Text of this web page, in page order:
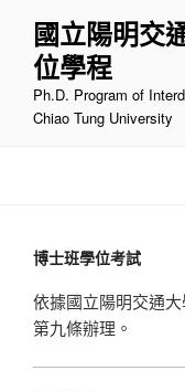
國立陽明交
位學程
Ph.D. Program of
Chiao Tung University
博士班學位考試
依據國立陽明交通
第九條辦理。